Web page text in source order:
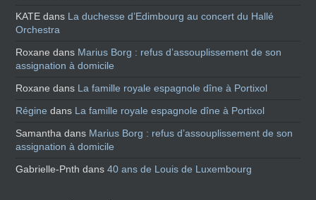
KATE dans La duchesse d’Edimbourg au concert du Hallé
Orchestra
Roxane dans Marius Borg : refus d’assouplissement de son
assignation à domicile
Roxane dans La famille royale espagnole dîne à Portixol
Régine dans La famille royale espagnole dîne à Portixol
Samantha dans Marius Borg : refus d’assouplissement de son
assignation à domicile
Gabrielle-Pnth dans40 ans de Louis de Luxembourg